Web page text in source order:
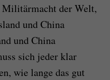
Militärmacht der Welt,
und China
und China
sich jeder klar
wie lange das gut